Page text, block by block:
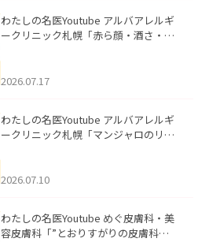
わたしの名医Youtube アルバアレルギ
ークリニック札幌「赤ら顔・酒さ・ニ
した。
2026.07.17
わたしの名医Youtube アルバアレルギ
ークリニック札幌「マンジャロのリア
た。
2026.07.10
わたしの名医Youtube めぐ皮膚科・美
容皮膚科「”とおりすがりの皮膚科